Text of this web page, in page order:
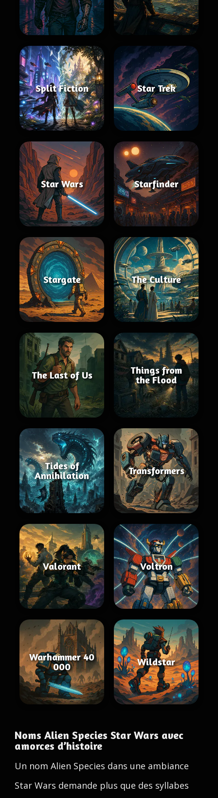
Split Fiction Star Trek
Star Wars Starfinder
Stargate The Culture
The Last of Us
Things from
the Flood
Tides of
Annihilation
Transformers
Valorant Voltron
Warhammer 40
000
Wildstar
Noms Alien Species Star Wars avec
amorces d’histoire
Un nom Alien Species dans une ambiance
Star Wars demande plus que des syllabes